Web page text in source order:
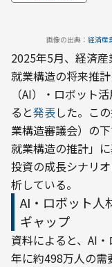
画像の出典： 経済産
2025年5月、経済
就業構造の将来推
（AI）・ロボット
ると発表した。こ
業構造審議会）の
就業構造の推計」
投資の成長シナリ
析している。
AI・ロボット人
ギャップ
資料によると、AI
年に約498万人の